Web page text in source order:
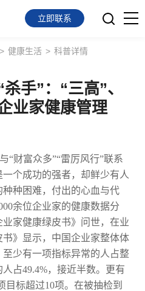
立即联系
> 健康生活 > 科普详情
手”：“三高”、
业家健康管理
“财富众多”“雷厉风行”联系
个成功的强者，却鲜少有人
种困难，付出的心血与代
余位企业家的健康数据分
家健康绿皮书》问世，在业
》显示，中国企业家整体体
少有一项指标异常的人占整
占49.4%，接近半数。更有
目标超过10项。在被抽检到